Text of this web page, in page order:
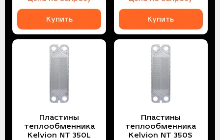
Купить Купить
Пластины
теплообменника
Kelvion NT 350L
Пластины
теплообменника
Kelvion NT 350S